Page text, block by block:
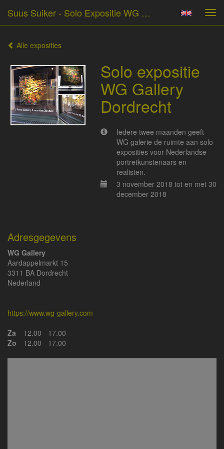
Suus Suiker - Solo Expositie WG Gallery Dordrecht
Alle exposities
Solo expositie
WG Gallery
Dordrecht
Iedere twee maanden geeft
WG galerie de ruimte aan solo
exposities voor Nederlandse
portretkunstenaars en
realisten.
3 november 2018 tot en met 30
december 2018
Adresgegevens
WG Gallery
Aardappelmarkt 15
3311 BA Dordrecht
Nederland
https://www.wg-gallery.com
Za
12.00 - 17.00
Zo
12.00 - 17.00